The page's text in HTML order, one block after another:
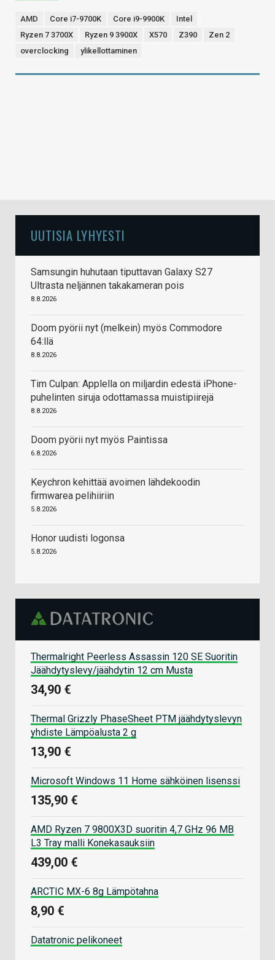
AMD Core i7-9700K Core i9-9900K
Intel
Ryzen 7 3700X
Ryzen 9 3900X X570 Z390
Zen 2
overclocking
ylikellottaminen
UUTISIA LYHYESTI
Samsungin huhutaan tiputtavan Galaxy S27
Ultrasta neljännen takakameran pois
8.8.2026
Doom pyörii nyt (melkein) myös Commodore
64:llä
8.8.2026
Tim Culpan: Applella on miljardin edestä iPhone-
puhelinten siruja odottamassa muistipiirejä
8.8.2026
Doom pyörii nyt myös Paintissa
6.8.2026
Keychron kehittää avoimen lähdekoodin
firmwarea pelihiiriin
5.8.2026
Honor uudisti logonsa
5.8.2026
Thermalright Peerless Assassin 120 SE Suoritin
Jäähdytyslevy/jäähdytin 12 cm Musta
34,90 €
Thermal Grizzly PhaseSheet PTM jäähdytyslevyn
yhdiste Lämpöalusta 2 g
13,90 €
Microsoft Windows 11 Home sähköinen lisenssi
135,90 €
AMD Ryzen 7 9800X3D suoritin 4,7 GHz 96 MB
L3 Tray malli Konekasauksiin
439,00 €
ARCTIC MX-6 8g Lämpötahna
8,90 €
Datatronic pelikoneet